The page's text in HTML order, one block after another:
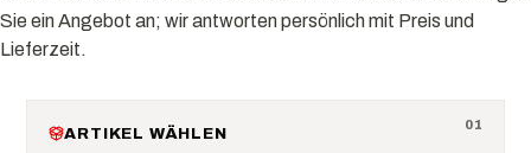
Sie ein Angebot an; wir antworten persönlich mit Preis und
Lieferzeit.
01
ARTIKEL WÄHLEN